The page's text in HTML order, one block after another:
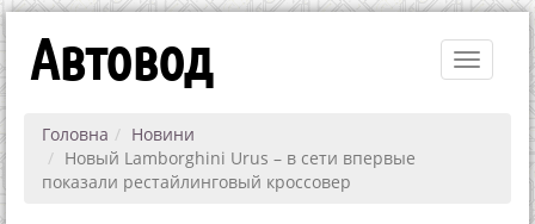
Toggle
Автовод
Головна
Новини
Новый Lamborghini Urus – в сети впервые
показали рестайлинговый кроссовер